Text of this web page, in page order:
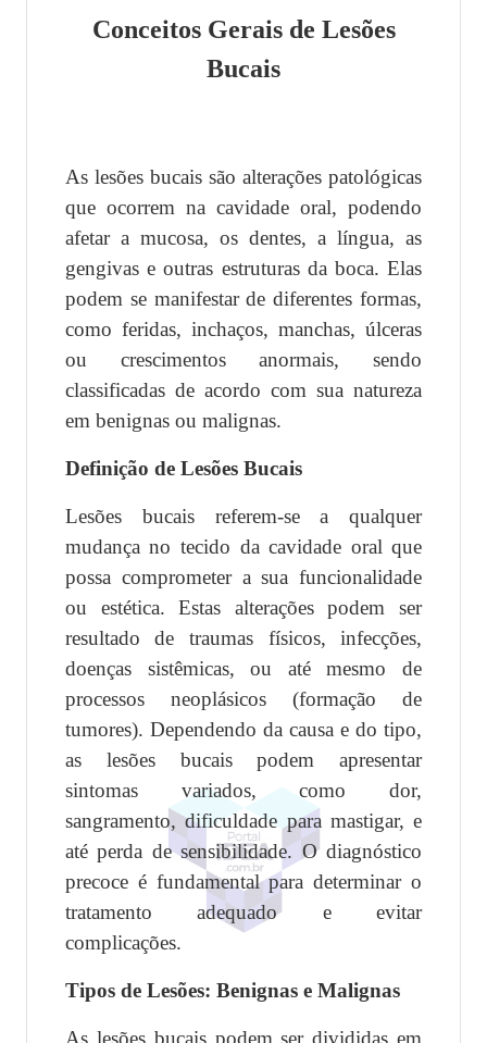
Conceitos Gerais de Lesões
Bucais
As lesões bucais são alterações patológicas
que ocorrem na cavidade oral, podendo
afetar a mucosa, os dentes, a língua, as
gengivas e outras estruturas da boca. Elas
podem se manifestar de diferentes formas,
como feridas, inchaços, manchas, úlceras
ou crescimentos anormais, sendo
classificadas de acordo com sua natureza
em benignas ou malignas.
Definição de Lesões Bucais
Lesões bucais referem-se a qualquer
mudança no tecido da cavidade oral que
possa comprometer a sua funcionalidade
ou estética. Estas alterações podem ser
resultado de traumas físicos, infecções,
doenças sistêmicas, ou até mesmo de
processos neoplásicos (formação de
tumores). Dependendo da causa e do tipo,
as lesões bucais podem apresentar
sintomas variados, como dor,
sangramento, dificuldade para mastigar, e
até perda de sensibilidade. O diagnóstico
precoce é fundamental para determinar o
tratamento adequado e evitar
complicações.
Tipos de Lesões: Benignas e Malignas
As lesões bucais podem ser divididas em